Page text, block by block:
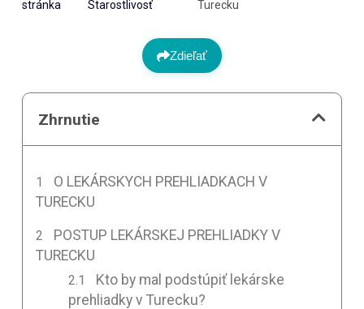
stránka
Starostlivosť
Turecku
Zdieľať
Zhrnutie
O LEKÁRSKYCH PREHLIADKACH V
TURECKU
POSTUP LEKÁRSKEJ PREHLIADKY V
TURECKU
Kto by mal podstúpiť lekárske
prehliadky v Turecku?